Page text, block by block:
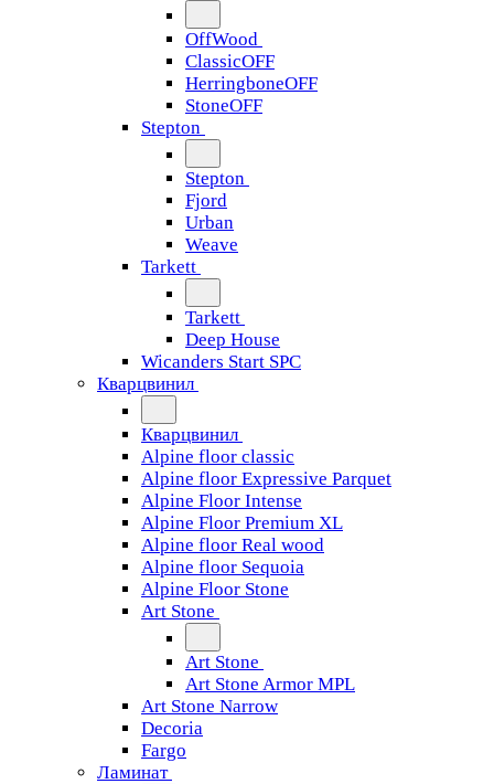
OffWood
ClassicOFF
HerringboneOFF
StoneOFF
Stepton
Stepton
Fjord
Urban
Weave
Tarkett
Tarkett
Deep House
Wicanders Start SPC
Кварцвинил
Кварцвинил
Alpine floor classic
Alpine floor Expressive Parquet
Alpine Floor Intense
Alpine Floor Premium XL
Alpine floor Real wood
Alpine floor Sequoia
Alpine Floor Stone
Art Stone
Art Stone
Art Stone Armor MPL
Art Stone Narrow
Decoria
Fargo
Ламинат